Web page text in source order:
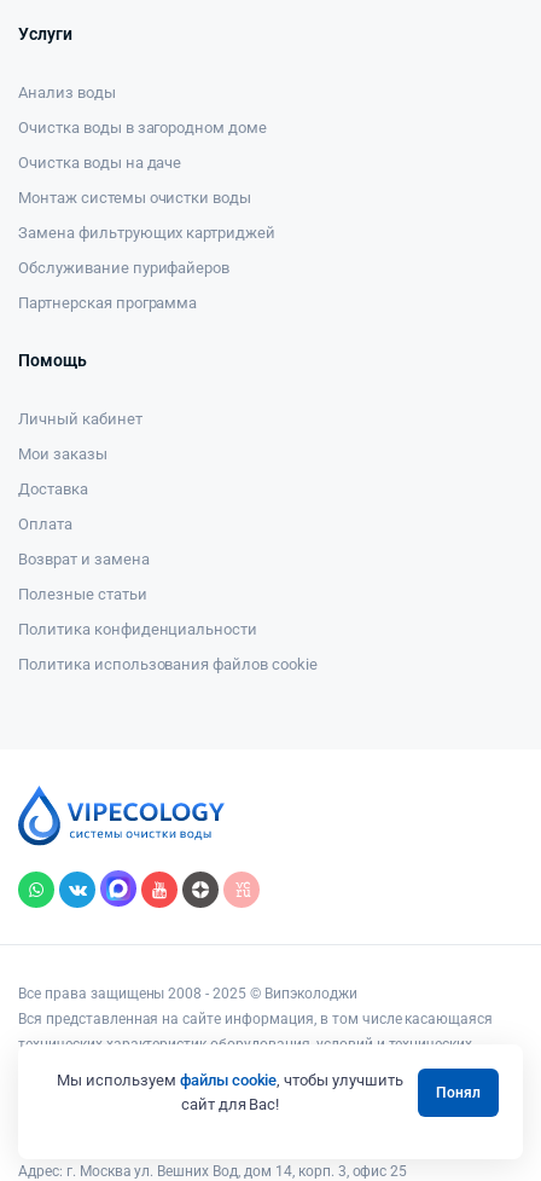
Услуги
Анализ воды
Очистка воды в загородном доме
Очистка воды на даче
Монтаж системы очистки воды
Замена фильтрующих картриджей
Обслуживание пурифайеров
Партнерская программа
Помощь
Личный кабинет
Мои заказы
Доставка
Оплата
Возврат и замена
Полезные статьи
Политика конфиденциальности
Политика использования файлов cookie
Все права защищены 2008 - 2025 © Випэколоджи
Вся представленная на сайте информация, в том числе касающаяся
технических характеристик оборудования, условий и технических
возможностей подключения, наличия на складе, стоимости товаров и
услуг, носит информационный характер и ни при каких условиях не
является публичной офертой, определяемой положениями статьи 437
Адрес: г. Москва ул. Вешних Вод, дом 14, корп. 3, офис 25
Мы используем файлы cookie, чтобы улучшить
сайт для Вас!
Понял